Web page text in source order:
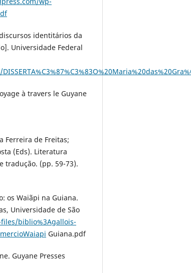
identitários da
Universidade Federal
à travers le Guyane
Ferreira de Freitas;
(Eds). Literatura
tradução. (pp. 59-73).
os Waiãpi na Guiana.
Universidade de São
biblio%3Agallois-
Guiana.pdf
Guyane Presses